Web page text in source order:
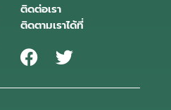
ติดต่อเรา
ติดตามเราได้ที่